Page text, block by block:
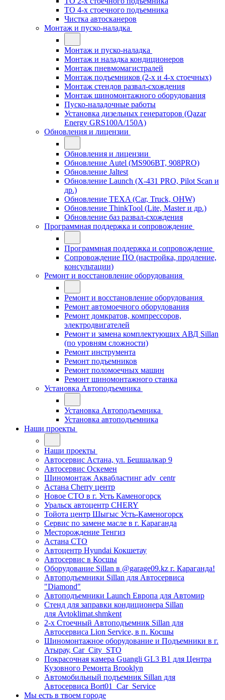
ТО 4-х стоечного подъемника
Чистка автосканеров
Монтаж и пуско-наладка
Монтаж и пуско-наладка
Монтаж и наладка кондиционеров
Монтаж пневмомагистралей
Монтаж подъемников (2-х и 4-х стоечных)
Монтаж стендов развал-схождения
Монтаж шиномонтажного оборудования
Пуско-наладочные работы
Установка дизельных генераторов (Qazar
Energy GRS100A/150A)
Обновления и лицензии
Обновления и лицензии
Обновление Autel (MS906BT, 908PRO)
Обновление Jaltest
Обновление Launch (X-431 PRO, Pilot Scan и
др.)
Обновление TEXA (Car, Truck, OHW)
Обновление ThinkTool (Lite, Master и др.)
Обновление баз развал-схождения
Программная поддержка и сопровождение
Программная поддержка и сопровождение
Сопровождение ПО (настройка, продление,
консультации)
Ремонт и восстановление оборудования
Ремонт и восстановление оборудования
Ремонт автомоечного оборудования
Ремонт домкратов, компрессоров,
электродвигателей
Ремонт и замена комплектующих АВД Sillan
(по уровням сложности)
Ремонт инструмента
Ремонт подъемников
Ремонт поломоечных машин
Ремонт шиномонтажного станка
Установка Автоподъемника
Установка Автоподъемника
Установка автоподъемника
Наши проекты
Наши проекты
Автосервис Астана, ул. Бешшалкар 9
Автосервис Оскемен
Шиномонтаж Аквабластинг adv_centr
Астана Cherry центр
Новое СТО в г. Усть Каменогорск
Уральск автоцентр CHERY
Тойота центр Шыгыс Усть-Каменогорск
Сервис по замене масле в г. Караганда
Месторождение Тенгиз
Астана СТО
Автоцентр Hyundai Кокшетау
Автосервис в Косшы
Оборудование Sillan в @garage09.kz г. Караганда!
Автоподъемники Sillan для Автосервиса
"Diamond"
Автоподъемники Launch Европа для Автомир
Стенд для заправки кондиционера Sillan
для Avtoklimat.shmkent
2-х Стоечный Автоподъемник Sillan для
Автосервиса Lion Service, в п. Косшы
Шиномонтажное оборудование и Подъемники в г.
Атырау, Car_City_STO
Покрасочная камера Guangli GL3 B1 для Центра
Кузовного Ремонта Brooklyn
Автомобильный подъемник Sillan для
Автосервиса Bort01_Car_Service
Мы есть в твоем городе